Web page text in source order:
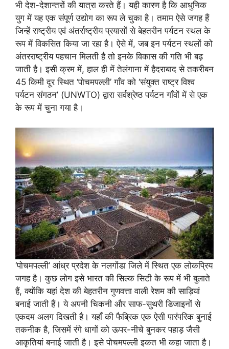
भी देश-देशान्तरों की यात्रा करते हैं। यही कारण है कि आधुनिक
युग में यह एक संपूर्ण उद्योग का रूप ले चुका है। तमाम ऐसे जगह हैं
जिन्हें राष्ट्रीय एवं अंतर्राष्ट्रीय प्रयासों से बेहतरीन पर्यटन स्थल के
रूप में विकसित किया जा रहा है। ऐसे में, जब इन पर्यटन स्थलों को
अंतरराष्ट्रीय पहचान मिलती है तो इनके विकास की गति भी बढ़
जाती है। इसी क्रम में, हाल ही में तेलंगाना में हैदराबाद से तकरीबन
45 किमी दूर स्थित ‘पोचमपल्ली’ गाँव को ‘संयुक्त राष्ट्र विश्व
पर्यटन संगठन’ (UNWTO) द्वारा सर्वश्रेष्ठ पर्यटन गाँवों में से एक
के रूप में चुना गया है।
‘पोचमपल्ली’ आंध्र प्रदेश के नलगोंडा जिले में स्थित एक लोकप्रिय
जगह है। कुछ लोग इसे भारत की सिल्क सिटी के रूप में भी बुलाते
हैं, क्योंकि यहां देश की बेहतरीन गुणवत्ता वाली रेशम की साड़ियां
बनाई जाती हैं। ये अपनी चिकनी और साफ-सुथरी डिजाइनों से
एकदम अलग दिखती है। यहाँ की फैब्रिक एक ऐसी पारंपरिक बुनाई
तकनीक है, जिसमें रंगे धागों को ऊपर-नीचे बुनकर पहाड़ जैसी
आकृतियां बनाई जाती है। इसे पोचमपल्ली इकत भी कहा जाता है।